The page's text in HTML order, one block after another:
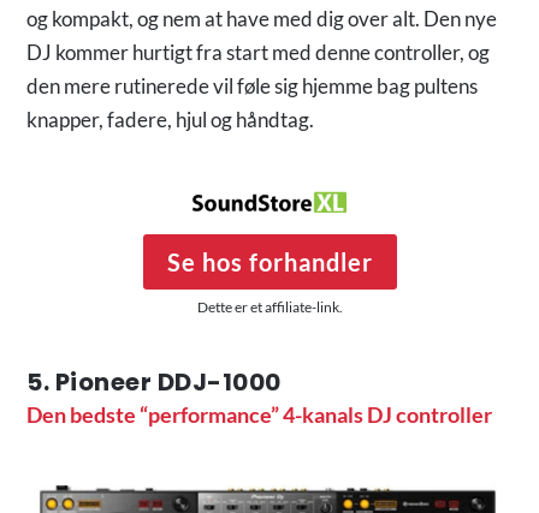
og kompakt, og nem at have med dig over alt. Den nye
DJ kommer hurtigt fra start med denne controller, og
den mere rutinerede vil føle sig hjemme bag pultens
knapper, fadere, hjul og håndtag.
Se hos forhandler
Dette er et affiliate-link.
5. Pioneer DDJ-1000
Den bedste “performance” 4-kanals DJ controller